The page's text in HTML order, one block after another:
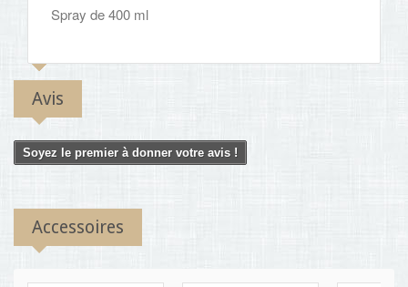
Spray de 400 ml
Avis
Soyez le premier à donner votre avis !
Accessoires